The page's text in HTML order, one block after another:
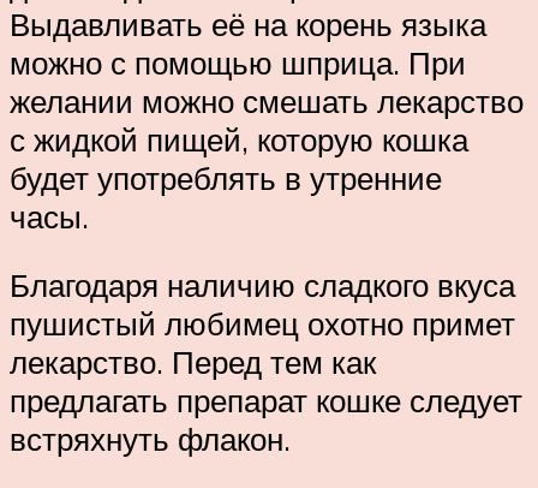
Выдавливать её на корень языка
можно с помощью шприца. При
желании можно смешать лекарство
с жидкой пищей, которую кошка
будет употреблять в утренние
часы.
Благодаря наличию сладкого вкуса
пушистый любимец охотно примет
лекарство. Перед тем как
предлагать препарат кошке следует
встряхнуть флакон.